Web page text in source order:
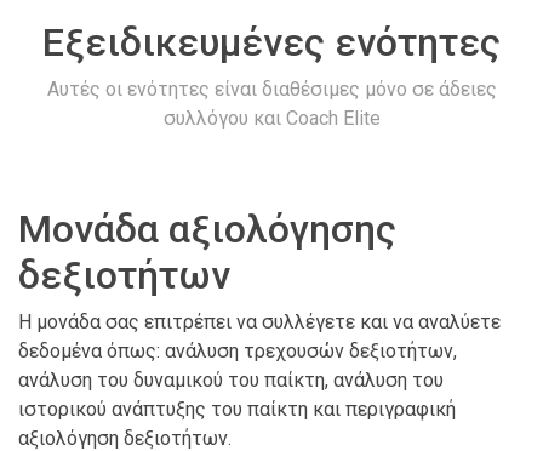
Εξειδικευμένες ενότητες
Αυτές οι ενότητες είναι διαθέσιμες μόνο σε άδειες
συλλόγου και Coach Elite
Μονάδα αξιολόγησης
δεξιοτήτων
Η μονάδα σας επιτρέπει να συλλέγετε και να αναλύετε
δεδομένα όπως: ανάλυση τρεχουσών δεξιοτήτων,
ανάλυση του δυναμικού του παίκτη, ανάλυση του
ιστορικού ανάπτυξης του παίκτη και περιγραφική
αξιολόγηση δεξιοτήτων.